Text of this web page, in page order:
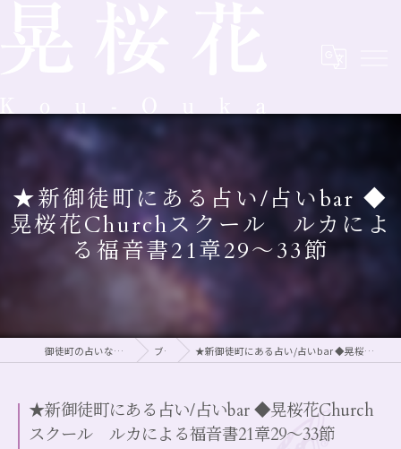
★新御徒町にある占い/占いbar ◆
晃桜花Churchスクール ルカによ
る福音書21章29～33節
御徒町の占いなら初回割引がある晃桜花 ブログ ★新御徒町にある占い/占いbar ◆晃桜花Churchスクール ルカによる福音書21章29～33節
★新御徒町にある占い/占いbar ◆晃桜花Church
スクール ルカによる福音書21章29～33節